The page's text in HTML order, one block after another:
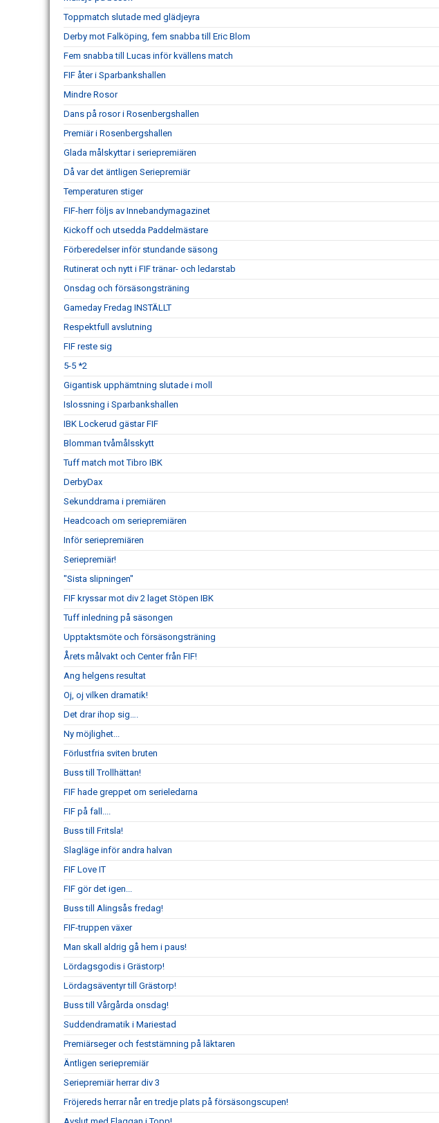
Toppmatch slutade med glädjeyra
Derby mot Falköping, fem snabba till Eric Blom
Fem snabba till Lucas inför kvällens match
FIF åter i Sparbankshallen
Mindre Rosor
Dans på rosor i Rosenbergshallen
Premiär i Rosenbergshallen
Glada målskyttar i seriepremiären
Då var det äntligen Seriepremiär
Temperaturen stiger
FIF-herr följs av Innebandymagazinet
Kickoff och utsedda Paddelmästare
Förberedelser inför stundande säsong
Rutinerat och nytt i FIF tränar- och ledarstab
Onsdag och försäsongsträning
Gameday Fredag INSTÄLLT
Respektfull avslutning
FIF reste sig
5-5 *2
Gigantisk upphämtning slutade i moll
Islossning i Sparbankshallen
IBK Lockerud gästar FIF
Blomman tvåmålsskytt
Tuff match mot Tibro IBK
DerbyDax
Sekunddrama i premiären
Headcoach om seriepremiären
Inför seriepremiären
Seriepremiär!
"Sista slipningen"
FIF kryssar mot div 2 laget Stöpen IBK
Tuff inledning på säsongen
Upptaktsmöte och försäsongsträning
Årets målvakt och Center från FIF!
Ang helgens resultat
Oj, oj vilken dramatik!
Det drar ihop sig….
Ny möjlighet...
Förlustfria sviten bruten
Buss till Trollhättan!
FIF hade greppet om serieledarna
FIF på fall....
Buss till Fritsla!
Slagläge inför andra halvan
FIF Love IT
FIF gör det igen...
Buss till Alingsås fredag!
FIF-truppen växer
Man skall aldrig gå hem i paus!
Lördagsgodis i Grästorp!
Lördagsäventyr till Grästorp!
Buss till Vårgårda onsdag!
Suddendramatik i Mariestad
Premiärseger och feststämning på läktaren
Äntligen seriepremiär
Seriepremiär herrar div 3
Fröjereds herrar når en tredje plats på försäsongscupen!